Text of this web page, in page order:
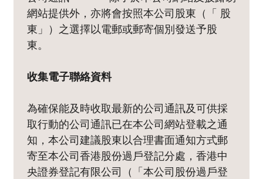
網站提供外，亦將會按照本公司股東（「 股
東」）之選擇以電郵或郵寄個別發送予股
東。
收集電子聯絡資料
為確保能及時收取最新的公司通訊及可供採
取行動的公司通訊已在本公司網站登載之通
知，本公司建議股東以合理書面通知方式郵
寄至本公司香港股份過戶登記分處，香港中
央證券登記有限公司（「本公司股份過戶登